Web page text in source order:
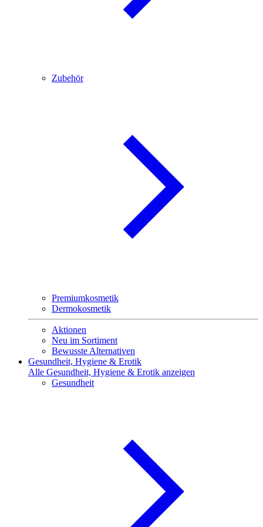
Zubehör
Premiumkosmetik
Dermokosmetik
Aktionen
Neu im Sortiment
Bewusste Alternativen
Gesundheit, Hygiene & Erotik
Alle Gesundheit, Hygiene & Erotik anzeigen
Gesundheit